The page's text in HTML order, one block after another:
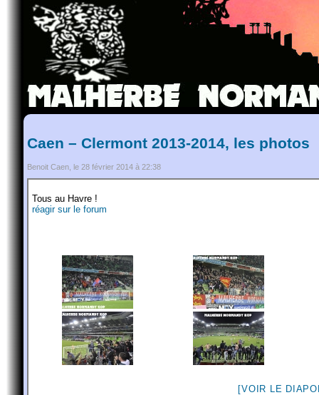
Caen – Clermont 2013-2014, les photos
Benoit Caen, le 28 février 2014 à 22:38
Tous au Havre !
réagir sur le forum
[VOIR LE